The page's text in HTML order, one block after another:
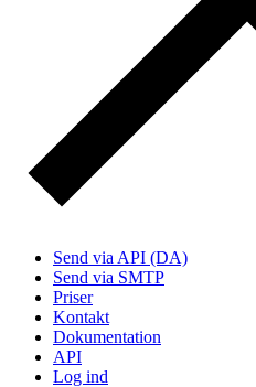
Send via API (DA)
Send via SMTP
Priser
Kontakt
Dokumentation
API
Log ind